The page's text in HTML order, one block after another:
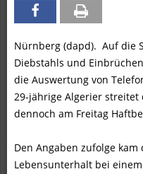
Nürnberg (dapd). Auf die
Diebstahls und
die Auswertung von
29-jährige Algerier streitet
dennoch am Freitag
Den Angaben zufolge kam
Lebensunterhalt bei